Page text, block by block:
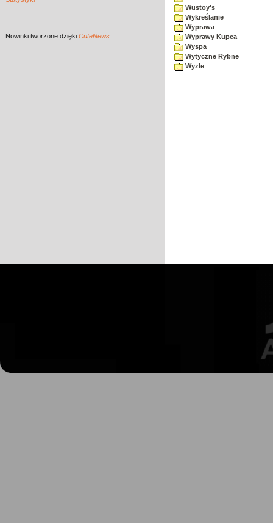
Nowinki tworzone dzięki CuteNews
Wustoy's
Wykreślanie
Wyprawa
Wyprawy Kupca
Wyspa
Wytyczne Rybne
Wyzle